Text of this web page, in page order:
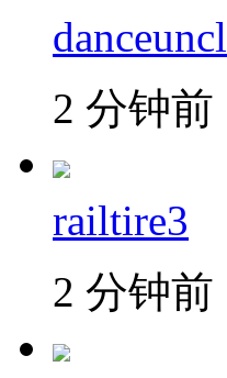
2 分钟前
railtire3
2 分钟前